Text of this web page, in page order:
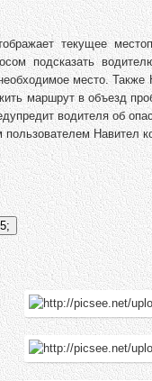
текущее
подсказать
место.
маршрут в объезд
водителя об
Навител